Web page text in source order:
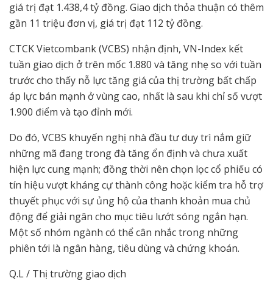
giá trị đạt 1.438,4 tỷ đồng. Giao dịch thỏa thuận có thêm
gần 11 triệu đơn vị, giá trị đạt 112 tỷ đồng.
CTCK Vietcombank (VCBS) nhận định, VN-Index kết
tuần giao dịch ở trên mốc 1.880 và tăng nhẹ so với tuần
trước cho thấy nỗ lực tăng giá của thị trường bất chấp
áp lực bán mạnh ở vùng cao, nhất là sau khi chỉ số vượt
1.900 điểm và tạo đỉnh mới.
Do đó, VCBS khuyến nghị nhà đầu tư duy trì nắm giữ
những mã đang trong đà tăng ổn định và chưa xuất
hiện lực cung mạnh; đồng thời nên chọn lọc cổ phiếu có
tín hiệu vượt kháng cự thành công hoặc kiểm tra hỗ trợ
thuyết phục với sự ủng hộ của thanh khoản mua chủ
động để giải ngân cho mục tiêu lướt sóng ngắn hạn.
Một số nhóm ngành có thể cân nhắc trong những
phiên tới là ngân hàng, tiêu dùng và chứng khoán.
Q.L / Thị trường giao dịch